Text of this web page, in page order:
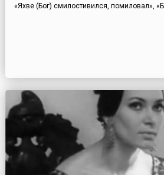
«Яхве (Бог) смилостивился, помиловал»,